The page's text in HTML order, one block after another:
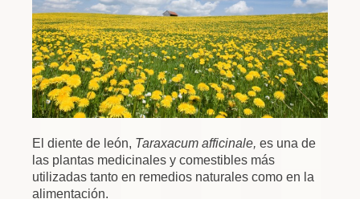
El diente de león, Taraxacum afficinale, es una de
las plantas medicinales y comestibles más
utilizadas tanto en remedios naturales como en la
alimentación.